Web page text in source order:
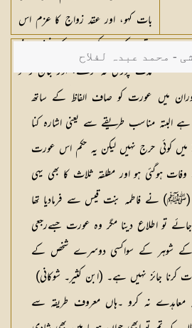
بات کہو، اور عقد زواج کا عزم اس
وقت تک نہ کرو، جب کہ نوشتہ اپنی
مدت پوری نہ کرلے، اور جان رکھو
کہ اللہ تمہارے دلوں کی بات جانتا
ہے، اس لئے تم اس سے ڈرتے
ہو، اور جان رکھو کہ اللہ مغفرت
کرنے والا اور برد بار ہے
- محمد عبدہ لفلاح
میں عورت کو صاف الفاظ کے ساتھ
ہے البتہ مناسب طریقے سے یعنی اشارہ کنا
کوئی حرج نہیں لیکن یہ حکم اس عورت
ہوگئی ہو اور مطلقہ ثلاث کا بھی یہی
نے فاطمہ بنت قیس سے فرمادیا تھا
تو اطلاع دینا مگر وہ عورت جسےرجعی
کے شوہر کے سواکسی دوسرے شخص کے
کرنا جائز نہیں ہے۔ (ابن کثیر۔ شوکانی)
معاہدے نہ کرو ۔ہاں معروف طریقہ سے